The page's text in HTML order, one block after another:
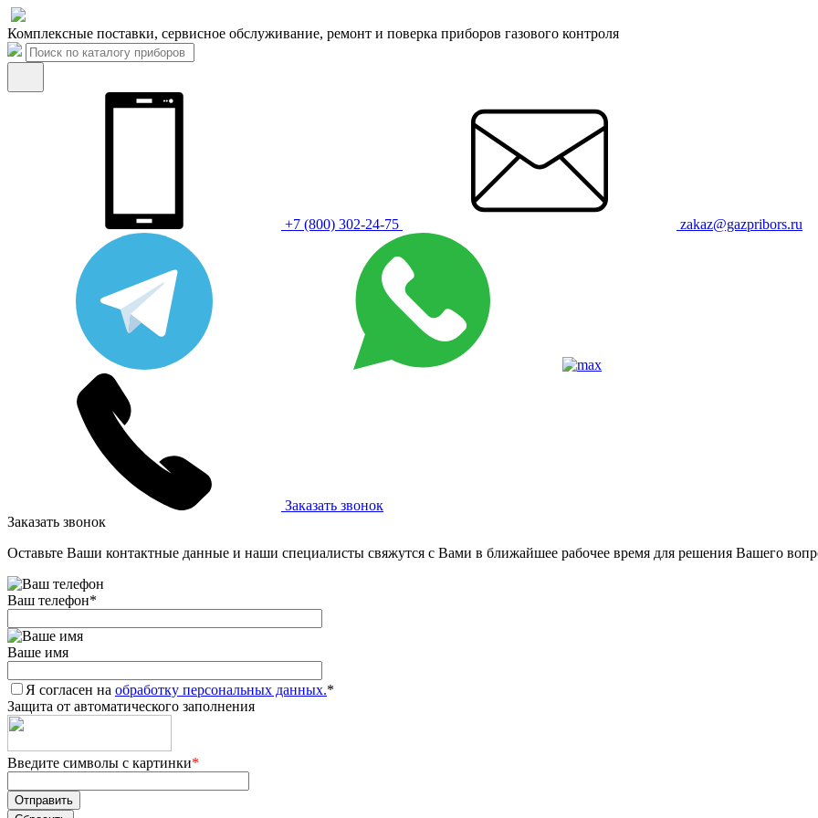
Комплексные поставки, сервисное обслуживание, ремонт и поверка приборов газового контроля
+7 (800) 302-24-75 zakaz@gazpribors.ru
Заказать звонок
Заказать звонок
Оставьте Ваши контактные данные и наши специалисты свяжутся с Вами в ближайшее рабочее время для решения Вашего
Ваш телефон*
Ваше имя
Я согласен на обработку персональных данных.*
Защита от автоматического заполнения
Введите символы с картинки*